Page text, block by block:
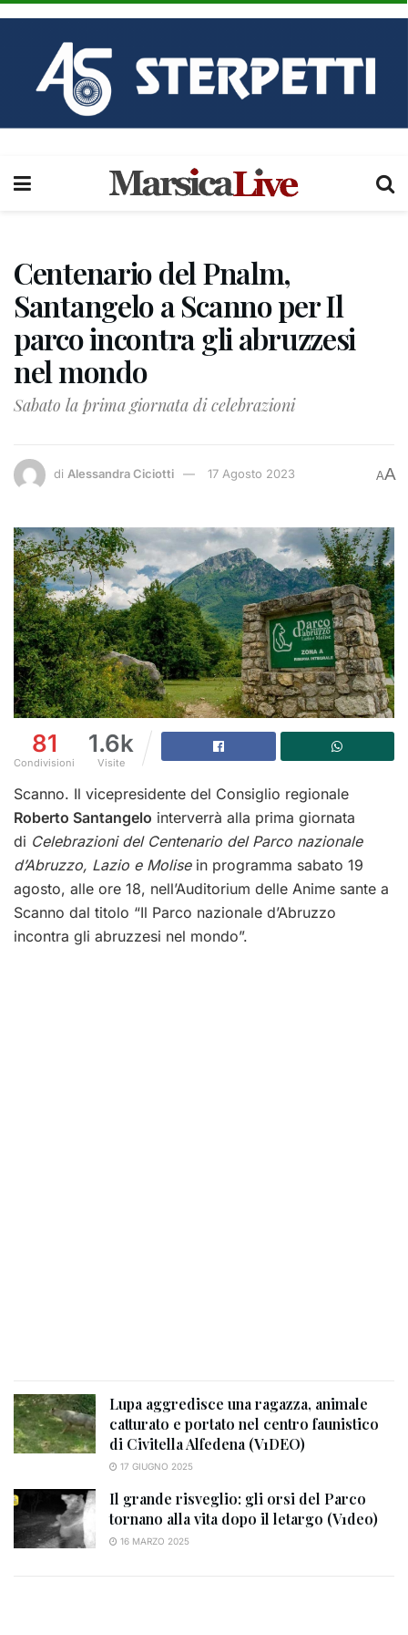
Centenario del Pnalm,
Santangelo a Scanno per Il
parco incontra gli abruzzesi
nel mondo
Sabato la prima giornata di celebrazioni
di Alessandra Ciciotti 17 Agosto 2023 AA
81
Condivisioni
1.6k
Visite
Scanno. Il vicepresidente del Consiglio regionale
Roberto Santangelo interverrà alla prima giornata
di Celebrazioni del Centenario del Parco nazionale
d’Abruzzo, Lazio e Molisein programma sabato 19
agosto, alle ore 18, nell’Auditorium delle Anime sante a
Scanno dal titolo “Il Parco nazionale d’Abruzzo
incontra gli abruzzesi nel mondo”.
Lupa aggredisce una ragazza, animale
catturato e portato nel centro faunistico
di Civitella Alfedena (V1DEO)
17 GIUGNO 2025
Il grande risveglio: gli orsi del Parco
tornano alla vita dopo il letargo (V1deo)
16 MARZO 2025